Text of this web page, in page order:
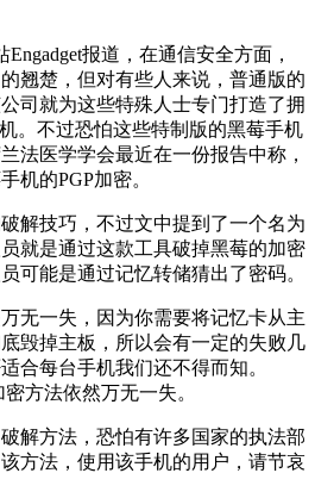
报道，在通信安全方面，
翘楚，但对有些人来说，普通版的
司就为这些特殊人士专门打造了拥
。不过恐怕这些特制版的黑莓手机
法医学学会最近在一份报告中称，
机的PGP加密。
解技巧，不过文中提到了一个名为
就是通过这款工具破掉黑莓的加密
可能是通过记忆转储猜出了密码。
无一失，因为你需要将记忆卡从主
毁掉主板，所以会有一定的失败几
合每台手机我们还不得而知。
方法依然万无一失。
解方法，恐怕有许多国家的执法部
方法，使用该手机的用户，请节哀